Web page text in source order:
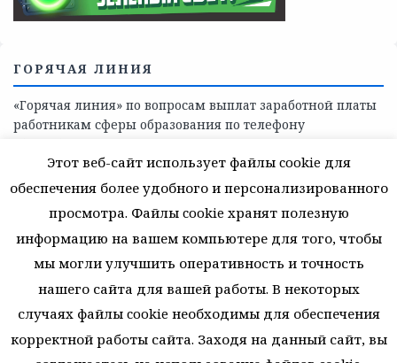
области
СКАЖИ КОРРУПЦИИ — НЕТ
Этот веб-сайт использует файлы cookie для
обеспечения более удобного и персонализированного
просмотра. Файлы cookie хранят полезную
информацию на вашем компьютере для того, чтобы
мы могли улучшить оперативность и точность
нашего сайта для вашей работы. В некоторых
случаях файлы cookie необходимы для обеспечения
корректной работы сайта. Заходя на данный сайт, вы